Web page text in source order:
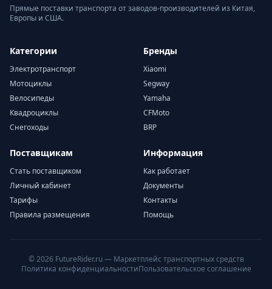
Прямые поставки транспорта от заводов-производителей из Китая,
Европы и США.
Категории
Электротранспорт
Мотоциклы
Велосипеды
Квадроциклы
Снегоходы
Бренды
Xiaomi
Segway
Yamaha
CFMoto
BRP
Поставщикам
Стать поставщиком
Личный кабинет
Тарифы
Правила размещения
Информация
Как работает
Документы
Контакты
Помощь
© 2026 FutureRider.ru — Маркетплейс транспортных средств
Политика конфиденциальностиПользовательское соглашение